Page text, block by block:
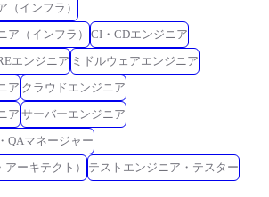
（インフラ）
ア（インフラ）
CI・CDエンジニア
エンジニア ミドルウェアエンジニア
ア クラウドエンジニア
ア サーバーエンジニア
QAマネージャー
ーキテクト）
テストエンジニア・テスター